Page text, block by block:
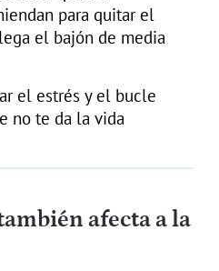
para quitar el
el bajón de media
el estrés y el bucle
no te da la vida
afecta a la